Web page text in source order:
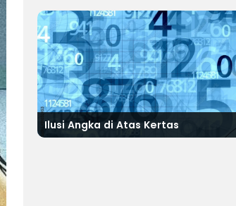
Ilusi Angka di Atas Kertas